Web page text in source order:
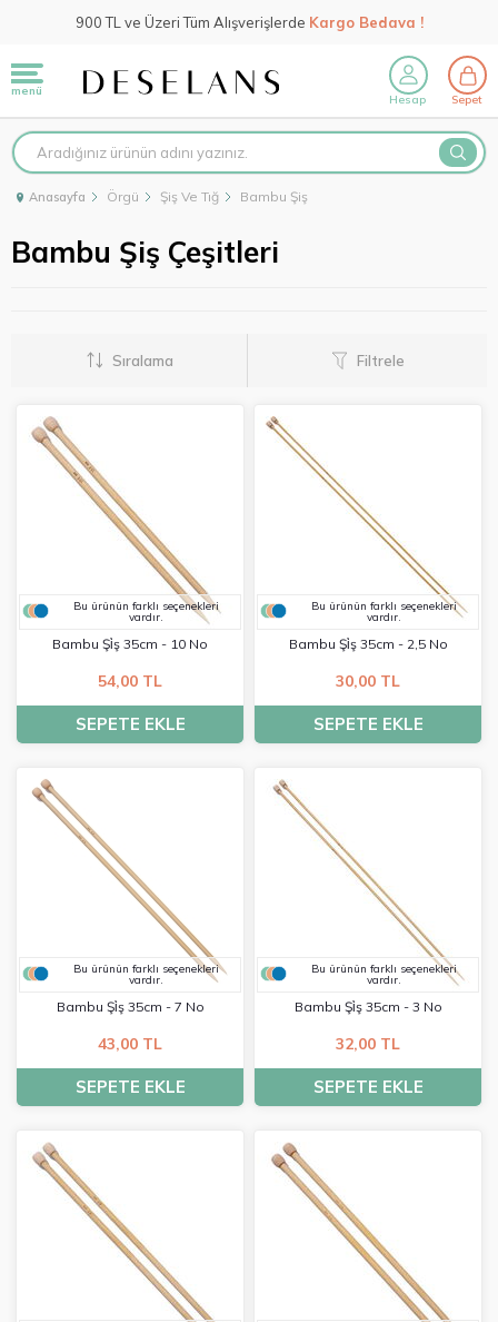
900 TL ve Üzeri Tüm Alışverişlerde Kargo Bedava !
menü
Hesap Sepet
Anasayfa Örgü Şiş Ve Tığ Bambu Şiş
Bambu Şiş Çeşitleri
Sıralama Filtrele
Bu ürünün farklı seçenekleri
vardır.
Bambu Şi̇ş 35cm - 10 No
54,00 TL
SEPETE EKLE
Bu ürünün farklı seçenekleri
vardır.
Bambu Şi̇ş 35cm - 2,5 No
30,00 TL
SEPETE EKLE
Bu ürünün farklı seçenekleri
vardır.
Bambu Şi̇ş 35cm - 7 No
43,00 TL
SEPETE EKLE
Bu ürünün farklı seçenekleri
vardır.
Bambu Şi̇ş 35cm - 3 No
32,00 TL
SEPETE EKLE